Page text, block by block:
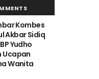
Kombes
Akbar Sidiq
Yudho
Ucapan
Wanita